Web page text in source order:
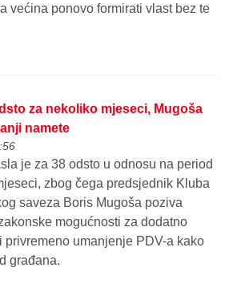
većina ponovo formirati vlast bez te
za nekoliko mjeseci, Mugoša
namete
je za 38 odsto u odnosu na period
zbog čega predsjednik Kluba
saveza Boris Mugoša poziva
mogućnosti za dodatno
privremeno umanjenje PDV-a kako
građana.